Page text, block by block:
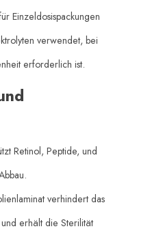
Einzeldosispackungen
verwendet, bei
erforderlich ist.
Retinol, Peptide, und
verhindert das
erhält die Sterilität